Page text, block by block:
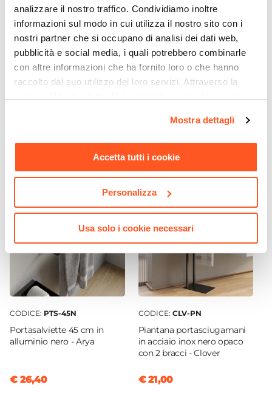
analizzare il nostro traffico. Condividiamo inoltre
informazioni sul modo in cui utilizza il nostro sito con i
nostri partner che si occupano di analisi dei dati web,
pubblicità e social media, i quali potrebbero combinarle
con altre informazioni che ha fornito loro o che hanno
raccolto dal suo utilizzo dei loro servizi. Attraverso la
momento. Per maggiori informazioni si invita a leggere la
Mostra dettagli
Accetta tutti i cookie
Personalizza
Usa solo i cookie necessari
Piletta
Non inclusa
CODICE:FX-F1565N
Box doccia 65x105 cm a
soffietto vetro anticalcare
€ 412,99
CODICE:ALP-85A
Termoarredo scaldasalviette
1800x500 antracite interasse
€ 97,00
CODICE: PTS-45N
Portasalviette 45 cm in
alluminio nero - Arya
€ 26,40
CODICE: CLV-PN
Piantana portasciugamani
in acciaio inox nero opaco
con 2 bracci - Clover
€ 21,00